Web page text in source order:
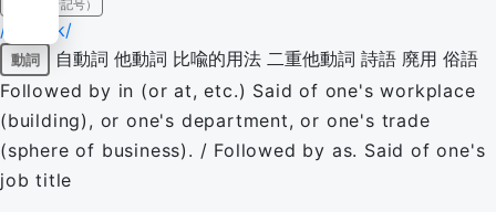
IPA（発音記号）
/wɜː(ɹ)k/
動詞 自動詞 他動詞 比喩的用法 二重他動詞 詩語 廃用 俗語
Followed by in (or at, etc.) Said of one's workplace
(building), or one's department, or one's trade
(sphere of business). / Followed by as. Said of one's
job title